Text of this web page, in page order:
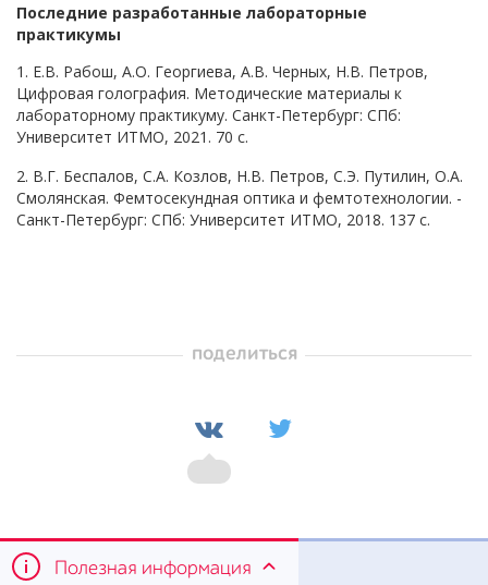
Последние разработанные лабораторные
практикумы
1. Е.В. Рабош, А.О. Георгиева, А.В. Черных, Н.В. Петров,
Цифровая голография. Методические материалы к
лабораторному практикуму. Санкт-Петербург: СПб:
Университет ИТМО, 2021. 70 с.
2. В.Г. Беспалов, С.А. Козлов, Н.В. Петров, С.Э. Путилин, О.А.
Смолянская. Фемтосекундная оптика и фемтотехнологии. -
Санкт-Петербург: СПб: Университет ИТМО, 2018. 137 с.
поделиться
Полезная информация